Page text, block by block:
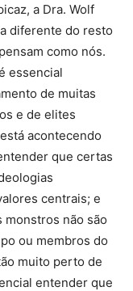
a Dra. Wolf
diferente do resto
como nós.
essencial
de muitas
e de elites
acontecendo
que certas
centrais; e
monstros não são
ou membros do
muito perto de
entender que